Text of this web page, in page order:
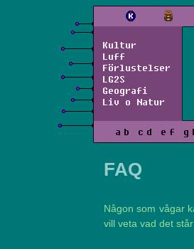
Kultur
Luff
Förlustelser
LG2S
Geografi
Liv o Natur
a b c d e f g
FAQ
Någon som vågar
vill veta vad det